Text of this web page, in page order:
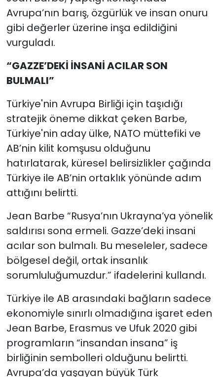
Avrupa’nın barış, özgürlük ve insan onuru
gibi değerler üzerine inşa edildiğini
vurguladı.
“GAZZE’DEKİ İNSANİ ACILAR SON
BULMALI”
Türkiye'nin Avrupa Birliği için taşıdığı
stratejik öneme dikkat çeken Barbe,
Türkiye'nin aday ülke, NATO müttefiki ve
AB’nin kilit komşusu olduğunu
hatırlatarak, küresel belirsizlikler çağında
Türkiye ile AB’nin ortaklık yönünde adım
attığını belirtti.
Jean Barbe “Rusya’nın Ukrayna’ya yönelik
saldırısı sona ermeli. Gazze’deki insani
acılar son bulmalı. Bu meseleler, sadece
bölgesel değil, ortak insanlık
sorumluluğumuzdur.” ifadelerini kullandı.
Türkiye ile AB arasındaki bağların sadece
ekonomiyle sınırlı olmadığına işaret eden
Jean Barbe, Erasmus ve Ufuk 2020 gibi
programların “insandan insana” iş
birliğinin sembolleri olduğunu belirtti.
Avrupa’da yaşayan büyük Türk